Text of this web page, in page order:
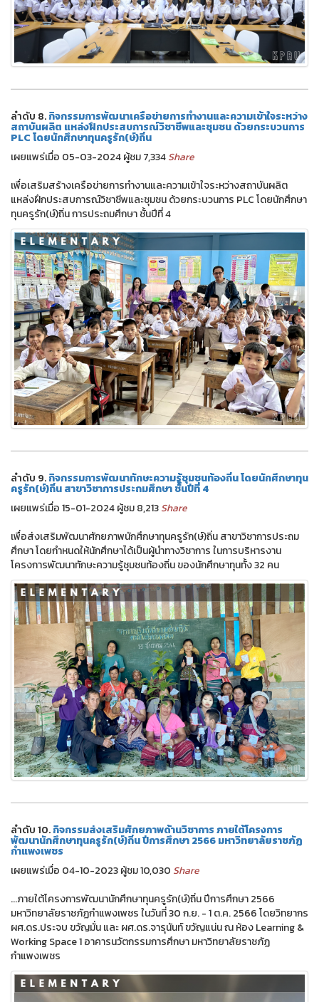
ลำดับ 8.กิจกรรมการพัฒนาเครือข่ายการทำงานและความเข้าใจระหว่าง
สถาบันผลิต แหล่งฝึกประสบการณ์วิชาชีพและชุมชน ด้วยกระบวนการ
PLC โดยนักศึกษาทุนครูรัก(ษ์)ถิ่น
เผยแพร่เมื่อ 05-03-2024 ผู้ชม 7,334Share
เพื่อเสริมสร้างเครือข่ายการทำงานและความเข้าใจระหว่างสถาบันผลิต
แหล่งฝึกประสบการณ์วิชาชีพและชุมชน ด้วยกระบวนการ PLC โดยนักศึกษา
ทุนครูรัก(ษ์)ถิ่น การประถมศึกษา ชั้นปีที่ 4
ลำดับ 9.กิจกรรมการพัฒนาทักษะความรู้ชุมชนท้องถิ่น โดยนักศึกษาทุน
ครูรัก(ษ์)ถิ่น สาขาวิชาการประถมศึกษา ชั้นปีที่ 4
เผยแพร่เมื่อ 15-01-2024 ผู้ชม 8,213Share
เพื่อส่งเสริมพัฒนาศักยภาพนักศึกษาทุนครูรัก(ษ์)ถิ่น สาขาวิชาการประถม
ศึกษา โดยกำหนดให้นักศึกษาได้เป็นผู้นำทางวิชาการ ในการบริหารงาน
โครงการพัฒนาทักษะความรู้ชุมชนท้องถิ่น ของนักศึกษาทุนทั้ง 32 คน
ลำดับ 10.กิจกรรมส่งเสริมศักยภาพด้านวิชาการ ภายใต้โครงการ
พัฒนานักศึกษาทุนครูรัก(ษ์)ถิ่น ปีการศึกษา 2566 มหาวิทยาลัยราชภัฏ
กำแพงเพชร
เผยแพร่เมื่อ 04-10-2023 ผู้ชม 10,030 Share
...ภายใต้โครงการพัฒนานักศึกษาทุนครูรัก(ษ์)ถิ่น ปีการศึกษา 2566
มหาวิทยาลัยราชภัฏกำแพงเพชร ในวันที่ 30 ก.ย. - 1 ต.ค. 2566 โดยวิทยากร
ผศ.ดร.ประจบ ขวัญมั่น และ ผศ.ดร.จารุนันท์ ขวัญแน่น ณ ห้อง Learning &
Working Space 1 อาคารนวัตกรรมการศึกษา มหาวิทยาลัยราชภัฏ
กำแพงเพชร